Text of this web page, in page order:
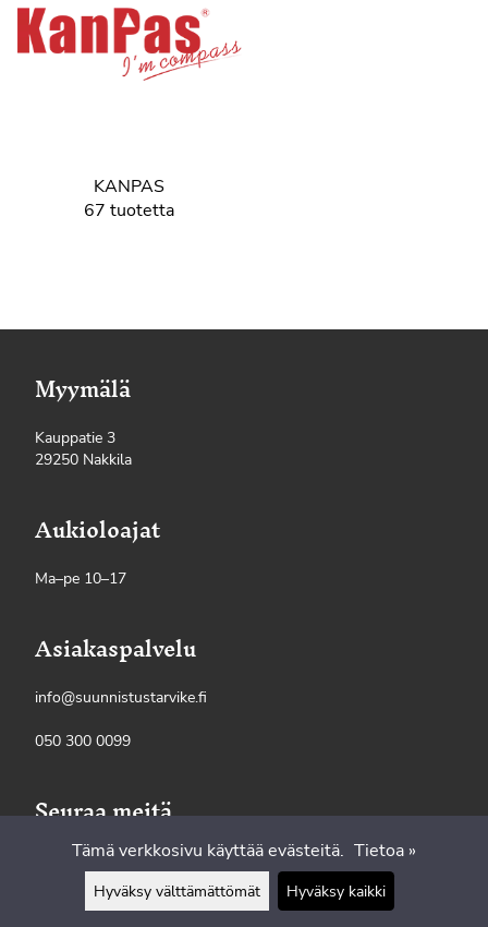
KANPAS
67 tuotetta
Myymälä
Kauppatie 3
29250 Nakkila
Aukioloajat
Ma–pe 10–17
Asiakaspalvelu
info@suunnistustarvike.fi
050 300 0099
Seuraa meitä
Tämä verkkosivu käyttää evästeitä. Tietoa »
Hyväksy välttämättömät Hyväksy kaikki